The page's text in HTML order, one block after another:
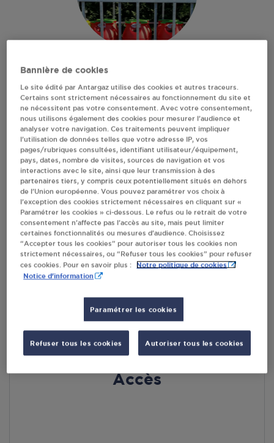
CARREFOUR MARKET
MARLY
255 AVENUE HENRI BARBUSSE
59770 MARLY
Revendeur de bouteilles de gaz
S'Y RENDRE
AFFICHER LE TÉLÉPHONE
RECEVOIR LES COORDONNÉES DU REVENDEUR
d’informations (dont mon adresse IP) et leur transfert hors UE
par Google Maps afin d’afficher la carte.
En savoir plus
Accès
Bannière de cookies
Le site édité par Antargaz utilise des cookies et autres traceurs.
Certains sont strictement nécessaires au fonctionnement du site et
ne nécessitent pas votre consentement. Avec votre consentement,
nous utilisons également des cookies pour mesurer l’audience et
analyser votre navigation. Ces traitements peuvent impliquer
l’utilisation de données telles que votre adresse IP, vos
pages/rubriques consultées, identifiant utilisateur/équipement,
pays, dates, nombre de visites, sources de navigation et vos
interactions avec le site, ainsi que leur transmission à des
partenaires tiers, y compris ceux potentiellement situés en dehors
de l’Union européenne. Vous pouvez paramétrer vos choix à
l’exception des cookies strictement nécessaires en cliquant sur «
Paramétrer les cookies » ci-dessous. Le refus ou le retrait de votre
consentement n’affecte pas l’accès au site, mais peut limiter
certaines fonctionnalités ou mesures d’audience. Choisissez
“Accepter tous les cookies” pour autoriser tous les cookies non
strictement nécessaires, ou “Refuser tous les cookies” pour refuser
ces cookies. Pour en savoir plus :
Notre politique de cookies
Notice d'information
Paramétrer les cookies
Refuser tous les cookies Autoriser tous les cookies